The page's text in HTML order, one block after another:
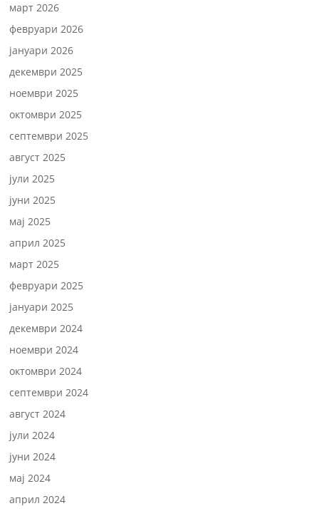
март 2026
февруари 2026
јануари 2026
декември 2025
ноември 2025
октомври 2025
септември 2025
август 2025
јули 2025
јуни 2025
мај 2025
април 2025
март 2025
февруари 2025
јануари 2025
декември 2024
ноември 2024
октомври 2024
септември 2024
август 2024
јули 2024
јуни 2024
мај 2024
април 2024